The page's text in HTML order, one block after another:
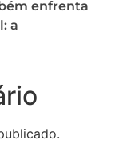
enfrenta
a